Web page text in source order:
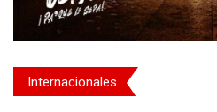
Internacionales